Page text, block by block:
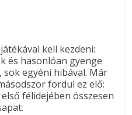
kell kezdeni:
és hasonlóan gyenge
sok egyéni hibával. Már
fordul ez elő:
félidejében összesen